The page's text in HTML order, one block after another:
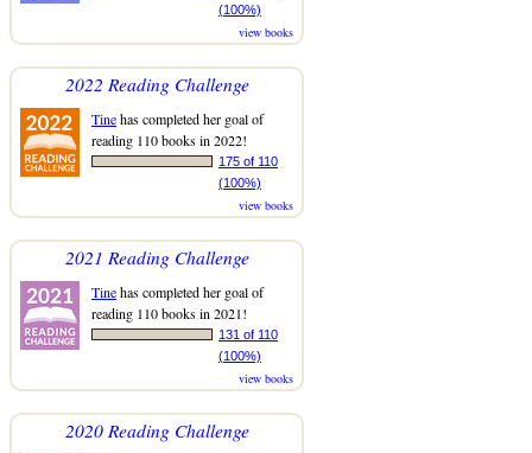
(100%)
view books
2022 Reading Challenge
Tinehas completed her goal of
reading 110 books in 2022!
175 of 110
(100%)
view books
2021 Reading Challenge
Tinehas completed her goal of
reading 110 books in 2021!
131 of 110
(100%)
view books
2020 Reading Challenge